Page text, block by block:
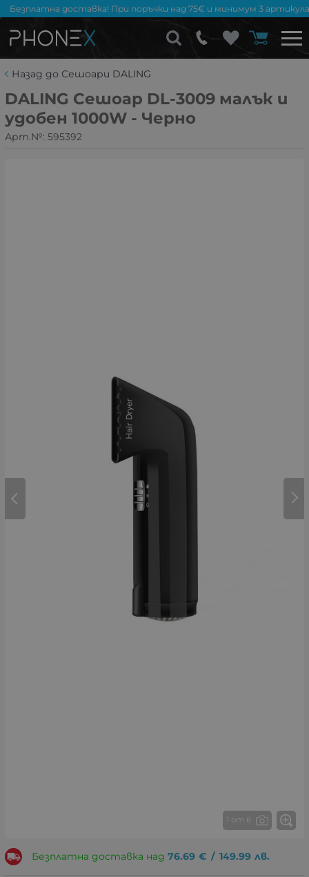
Безплатна доставка! При поръчки над 75€ и минимум 3
Назад до Сешоари DALING
DALING Сешоар DL-3009 малък и
удобен 1000W - Черно
Арт.№: 595392
1 от 6
Безплатна доставка над 76.69 € / 149.99 лв.